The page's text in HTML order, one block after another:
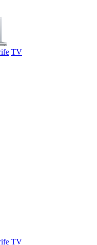
TV
TV